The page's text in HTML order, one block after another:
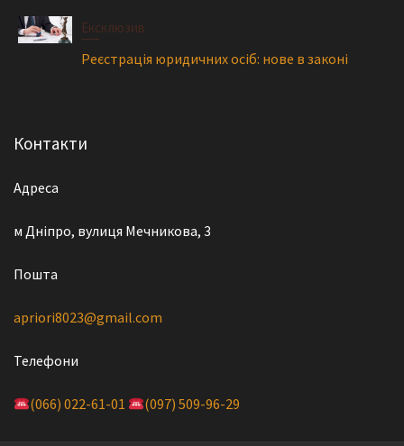
Ексклюзив
Реєстрація юридичних осіб: нове в законі
Контакти
Адреса
м Дніпро, вулиця Мечникова, 3
Пошта
apriori8023@gmail.com
Телефони
(066) 022-61-01 (097) 509-96-29